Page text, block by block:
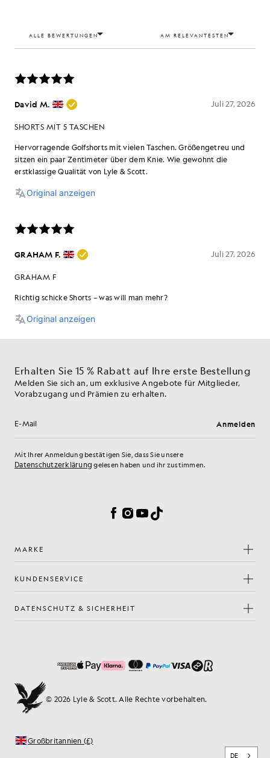
Erhalten Sie 15 % Rabatt auf Ihre erste Bestellung
Melden Sie sich an, um exklusive Angebote für Mitglieder,
Vorabzugang und Prämien zu erhalten.
E-Mail-Adresse Anmelden
Mit Ihrer Anmeldung bestätigen Sie, dass Sie unsere
Datenschutzerklärung gelesen haben und ihr zustimmen.
Facebook
Instagram
YouTube
TikTok
MARKE
KUNDENSERVICE
DATENSCHUTZ & SICHERHEIT
© 2026 Lyle & Scott. Alle Rechte vorbehalten.
Großbritannien (£)
DE